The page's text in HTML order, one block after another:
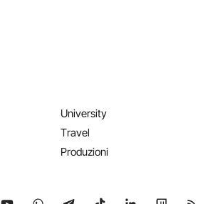
University
Travel
Produzioni
su X
Seguici su YouTube
Seguici su WhatsApp
Seguici su Telegram
Seguici su TikTok
Seguici su
Seguici